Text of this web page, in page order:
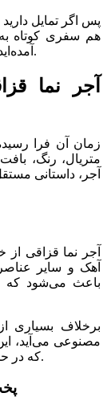
پس اگر تمایل
هم سفری کوتاه
آمده‌اید. ما این مطلب را دقیقاً برای نگاه شما نوشته‌ایم.
آجر نما
زمان آن فرا
متریال، رنگ،
آجر، داستانی
آجر نما قزاقی
آهک و سایر
باعث می‌شود که
برخلاف بسیاری
مصنوعی می‌آید،
که در حس و تجربه بصری آن تفاوت بزرگی ایجاد می‌کند.